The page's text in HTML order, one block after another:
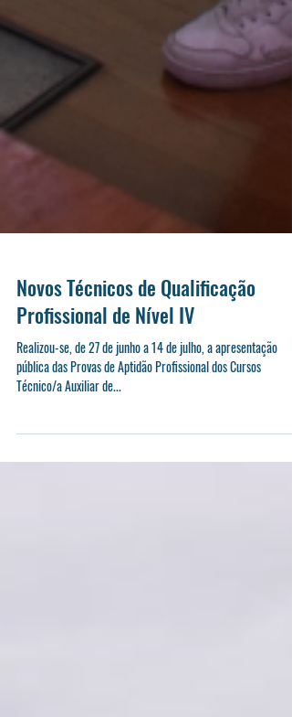
Novos Técnicos de Qualificação
Profissional de Nível IV
Realizou-se, de 27 de junho a 14 de julho, a apresentação
Técnico/a Auxiliar de...